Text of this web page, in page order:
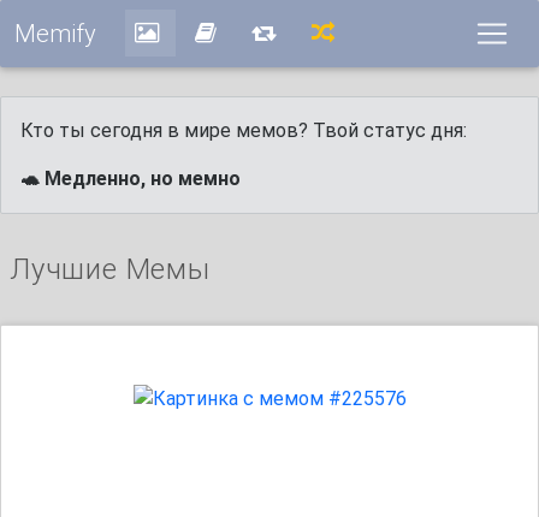
Memify
Кто ты сегодня в мире мемов? Твой статус дня:
🐢 Медленно, но мемно
Лучшие Мемы